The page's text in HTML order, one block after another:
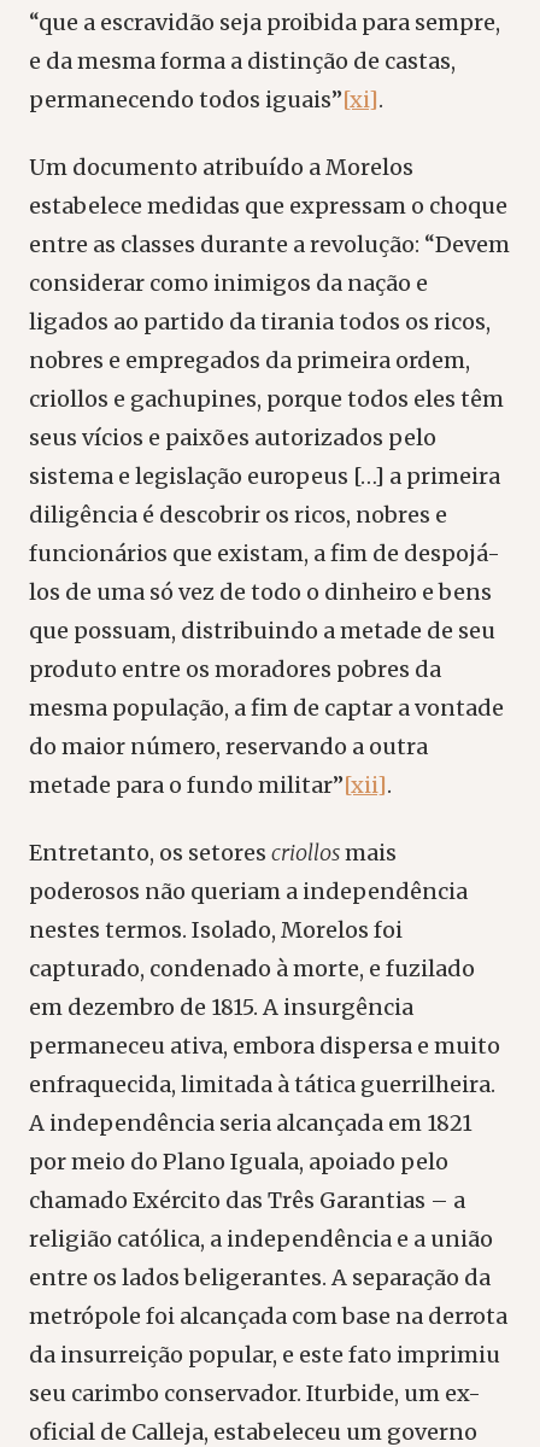
“que a escravidão seja proibida para sempre,
e da mesma forma a distinção de castas,
permanecendo todos iguais”[xi].
Um documento atribuído a Morelos
estabelece medidas que expressam o choque
entre as classes durante a revolução: “Devem
considerar como inimigos da nação e
ligados ao partido da tirania todos os ricos,
nobres e empregados da primeira ordem,
criollos e gachupines, porque todos eles têm
seus vícios e paixões autorizados pelo
sistema e legislação europeus […] a primeira
diligência é descobrir os ricos, nobres e
funcionários que existam, a fim de despojá-
los de uma só vez de todo o dinheiro e bens
que possuam, distribuindo a metade de seu
produto entre os moradores pobres da
mesma população, a fim de captar a vontade
do maior número, reservando a outra
metade para o fundo militar”[xii].
Entretanto, os setores criollosmais
poderosos não queriam a independência
nestes termos. Isolado, Morelos foi
capturado, condenado à morte, e fuzilado
em dezembro de 1815. A insurgência
permaneceu ativa, embora dispersa e muito
enfraquecida, limitada à tática guerrilheira.
A independência seria alcançada em 1821
por meio do Plano Iguala, apoiado pelo
chamado Exército das Três Garantias – a
religião católica, a independência e a união
entre os lados beligerantes. A separação da
metrópole foi alcançada com base na derrota
da insurreição popular, e este fato imprimiu
seu carimbo conservador. Iturbide, um ex-
oficial de Calleja, estabeleceu um governo